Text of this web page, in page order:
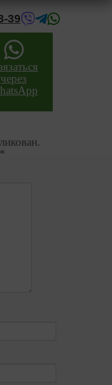
39
через
*